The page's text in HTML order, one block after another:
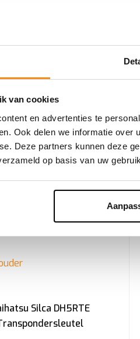
van cookies
en advertenties te
Ook delen we informatie
Deze partners kunnen deze
op basis van uw
Transponder – Pagina: 3B
€9,53
Incl. BTW
Silca DH5RTE